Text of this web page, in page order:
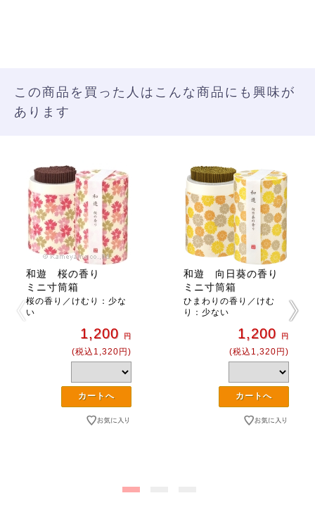
この商品を買った人はこんな商品にも興味が
あります
和遊 桜の香り
ミニ寸筒箱
桜の香り／けむり：少な
い
1,200 円
(税込1,320円)
和遊 向日葵の香り
ミニ寸筒箱
ひまわりの香り／けむ
り：少ない
1,200 円
(税込1,320円)